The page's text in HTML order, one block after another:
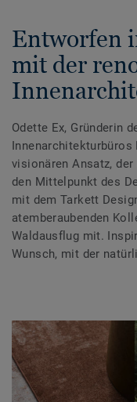
Entworfen
mit der
Odette Ex, Gründerin
visionären Ansatz,
den Mittelpunkt des
mit dem Tarkett
atemberaubenden
Waldausflug mit.
Wunsch, mit der